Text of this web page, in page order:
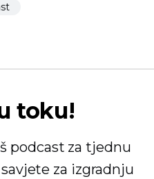
toku!
podcast za tjednu
za izgradnju